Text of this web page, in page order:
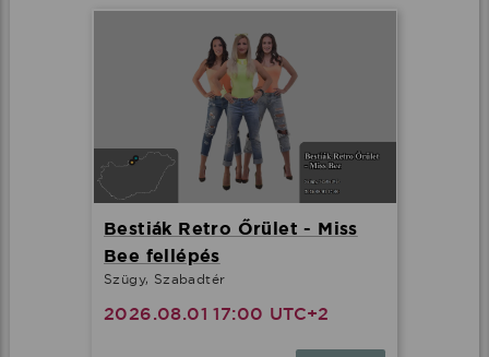
Bestiák Retro Őrület - Miss
Bee fellépés
Szügy, Szabadtér
2026.08.01 17:00 UTC+2